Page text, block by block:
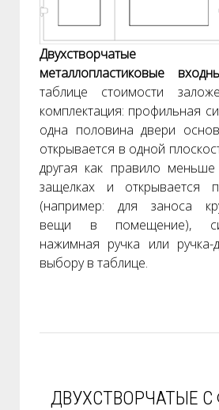
металлопластиковые
таблице стоимости
комплектация: профильная
одна половина двери
открывается в одной
другая как правило
защелках и открывается
(например: для заноса
вещи в помещение),
нажимная ручка или
выбору в таблице.
ДВУХСТВОРЧАТЫЕ